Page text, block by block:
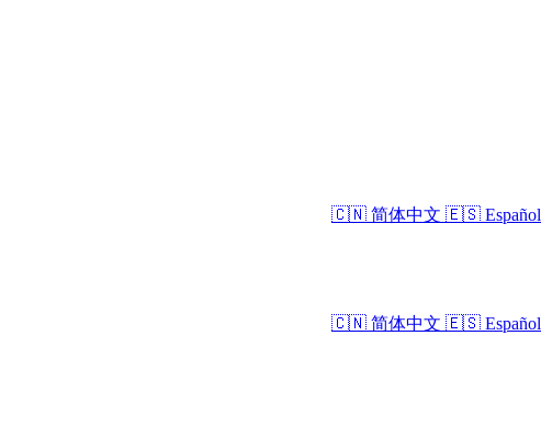
🇨🇳 简体中文 🇪🇸 Español
🇨🇳 简体中文 🇪🇸 Español